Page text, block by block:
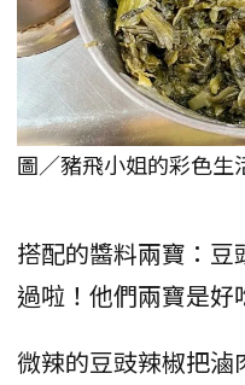
圖／豬飛小姐的彩色生
搭配的醬料兩寶：
過啦！他們兩寶是好
微辣的豆豉辣椒把滷